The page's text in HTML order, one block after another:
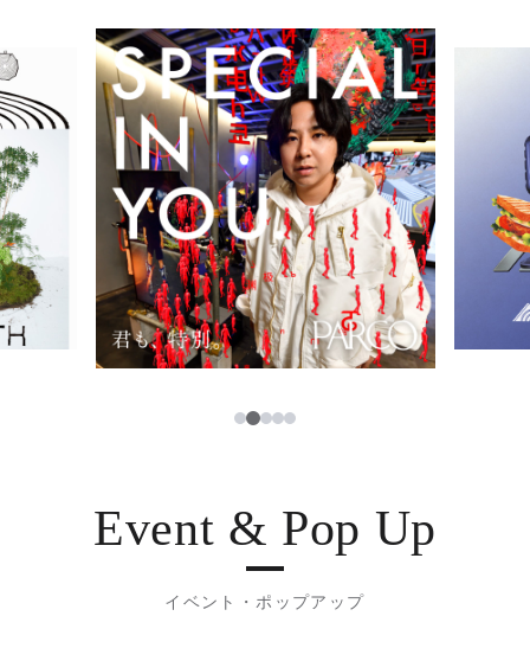
ニュース
レストラン・カフェ
TAX FREE
PARCOメンバーズ
한국어
ภาษาไทย
1234
Event & Pop Up
イベント・ポップアップ